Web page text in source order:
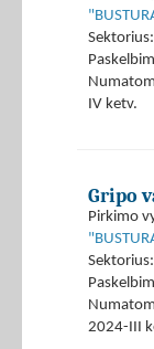
IV ketv.
Gripo
Pirkimo
2024-III